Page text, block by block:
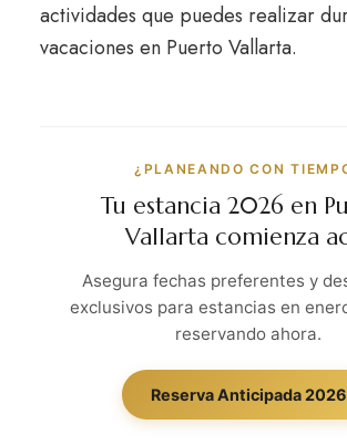
actividades que puedes realizar
vacaciones en Puerto Vallarta.
¿PLANEANDO CON
Tu estancia 2026 en
Vallarta comienza
Asegura fechas preferentes y
exclusivos para estancias en
reservando ahora.
Reserva Anticipada 2026